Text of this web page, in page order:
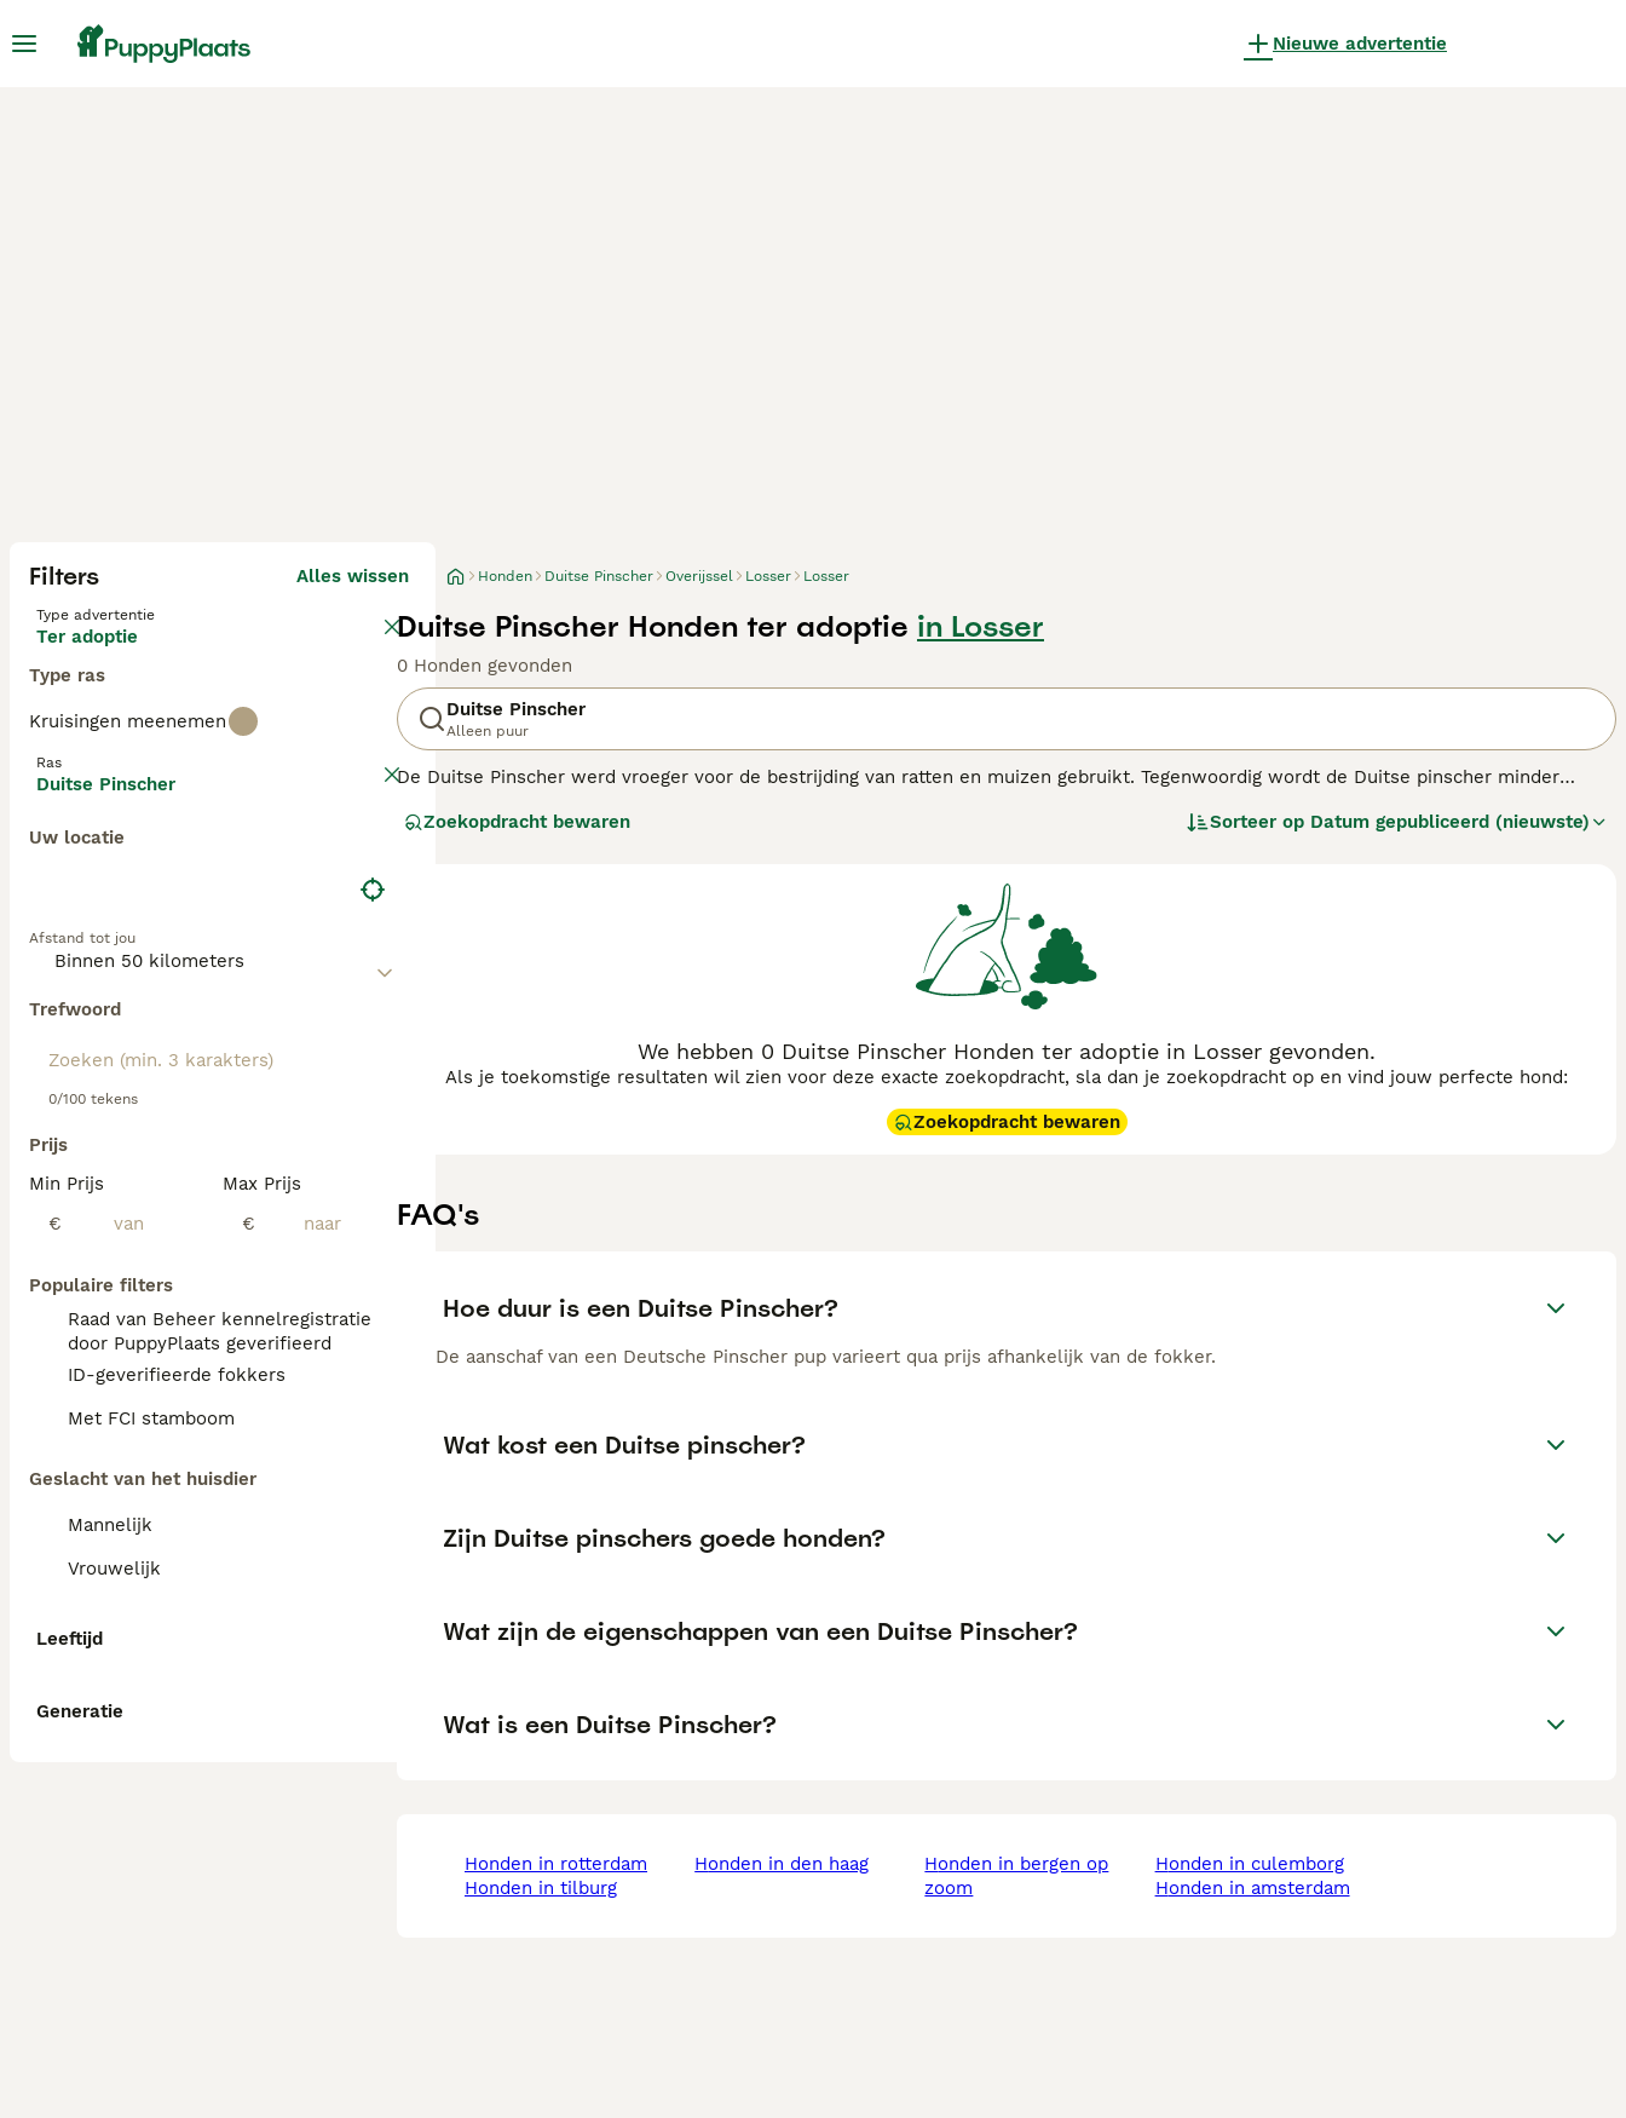
Nieuwe advertentie
Filters Alles wissen
Type advertentie
Ter adoptie
Type ras
Kruisingen meenemen
Ras
Duitse Pinscher
Uw locatie
Afstand tot jou
Trefwoord
0/100 tekens
Prijs
Min Prijs
€
Max Prijs
€
Populaire filters
Raad van Beheer kennelregistratie
door PuppyPlaats geverifieerd
ID-geverifieerde fokkers
Met FCI stamboom
Geslacht van het huisdier
Mannelijk
Vrouwelijk
Leeftijd
Generatie
Honden Duitse Pinscher Overijssel Losser Losser
Duitse Pinscher Honden ter adoptie in Losser
0 Honden gevonden
Duitse Pinscher
Alleen puur
De Duitse Pinscher werd vroeger voor de bestrijding van ratten en muizen gebruikt. Tegenwoordig wordt de Duitse pinscher minder
Zoekopdracht bewaren Sorteer op Datum gepubliceerd (nieuwste)
We hebben 0 Duitse Pinscher Honden ter adoptie in Losser gevonden.
Als je toekomstige resultaten wil zien voor deze exacte zoekopdracht, sla dan je zoekopdracht op en vind jouw perfecte hond:
Zoekopdracht bewaren
FAQ's
Hoe duur is een Duitse Pinscher?
De aanschaf van een Deutsche Pinscher pup varieert qua prijs afhankelijk van de fokker.
Wat kost een Duitse pinscher?
Zijn Duitse pinschers goede honden?
Wat zijn de eigenschappen van een Duitse Pinscher?
Wat is een Duitse Pinscher?
honden in rotterdam
honden in tilburg
honden in den haag
honden in bergen op
zoom
honden in culemborg
honden in amsterdam